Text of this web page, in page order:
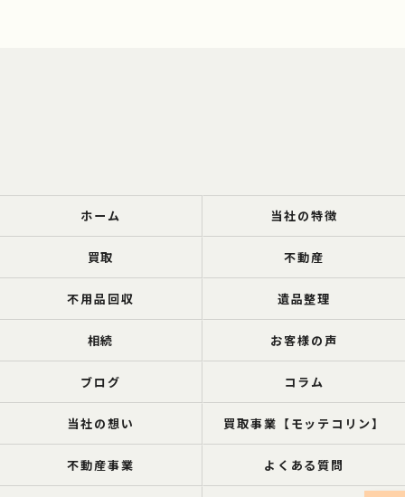
ホーム 当社の特徴
買取 不動産
不用品回収 遺品整理
相続 お客様の声
ブログ コラム
当社の想い 買取事業【モッテコリン】
不動産事業 よくある質問